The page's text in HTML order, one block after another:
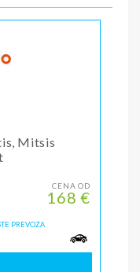
Mitsis
CENA OD
168 €
PREVOZA